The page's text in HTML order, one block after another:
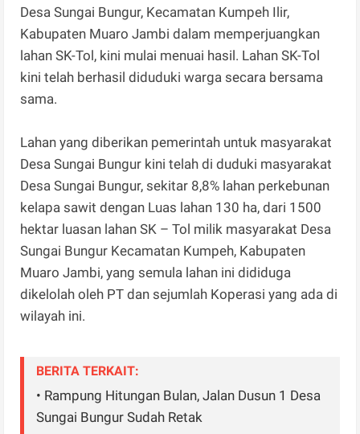
Desa Sungai Bungur, Kecamatan Kumpeh Ilir,
Kabupaten Muaro Jambi dalam memperjuangkan
lahan SK-Tol, kini mulai menuai hasil. Lahan SK-Tol
kini telah berhasil diduduki warga secara bersama
sama.
Lahan yang diberikan pemerintah untuk masyarakat
Desa Sungai Bungur kini telah di duduki masyarakat
Desa Sungai Bungur, sekitar 8,8% lahan perkebunan
kelapa sawit dengan Luas lahan 130 ha, dari 1500
hektar luasan lahan SK – Tol milik masyarakat Desa
Sungai Bungur Kecamatan Kumpeh, Kabupaten
Muaro Jambi, yang semula lahan ini dididuga
dikelolah oleh PT dan sejumlah Koperasi yang ada di
wilayah ini.
BERITA TERKAIT:
• Rampung Hitungan Bulan, Jalan Dusun 1 Desa
Sungai Bungur Sudah Retak